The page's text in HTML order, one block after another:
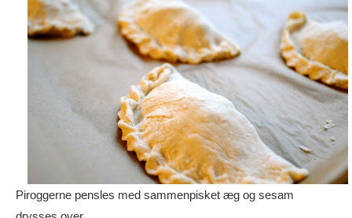
Piroggerne pensles med sammenpisket æg og sesam